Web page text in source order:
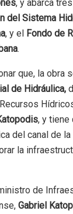
, y abarca
del Sistema
, y el Fondo de
.
que, la obra
de Hidráulica,
, y tiene
del canal de
la
de
Gabriel